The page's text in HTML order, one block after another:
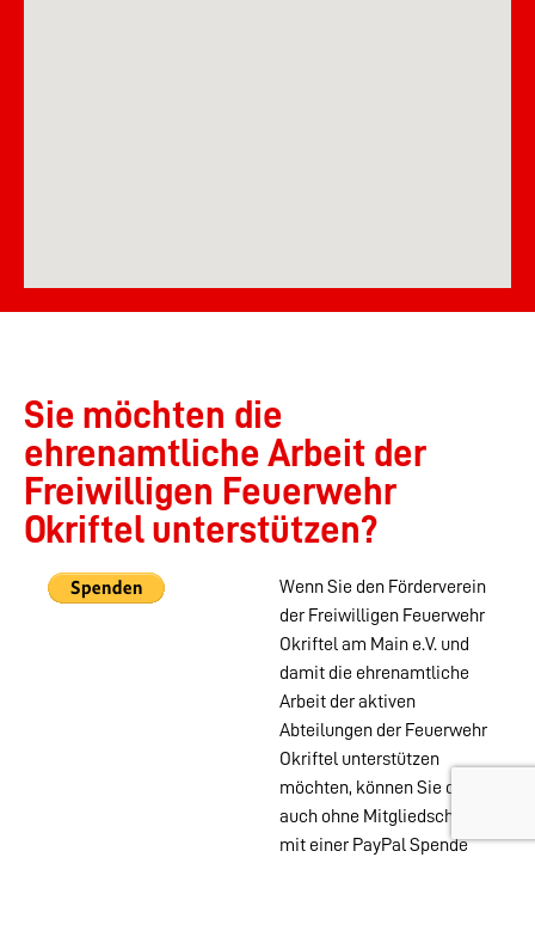
Sie möchten die
ehrenamtliche Arbeit der
Freiwilligen Feuerwehr
Okriftel unterstützen?
Wenn Sie den Förderverein
der Freiwilligen Feuerwehr
Okriftel am Main e.V. und
damit die ehrenamtliche
Arbeit der aktiven
Abteilungen der Feuerwehr
Okriftel unterstützen
möchten, können Sie das
auch ohne Mitgliedschaft
mit einer PayPal Spende